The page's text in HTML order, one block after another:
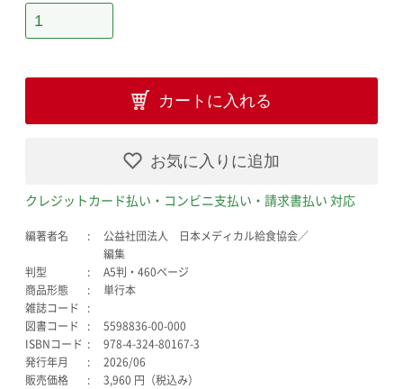
カートに入れる
お気に入りに追加
クレジットカード払い・コンビニ支払い・請求書払い 対応
編著者名
公益社団法人 日本メディカル給食協会／
編集
判型
A5判・460ページ
商品形態
単行本
雑誌コード
図書コード
5598836-00-000
ISBNコード
978-4-324-80167-3
発行年月
2026/06
販売価格
3,960 円（税込み）